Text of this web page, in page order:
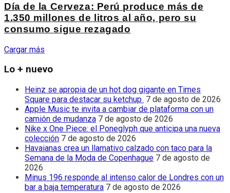
Día de la Cerveza: Perú produce más de
1.350 millones de litros al año, pero su
consumo sigue rezagado
Cargar más
Lo + nuevo
Heinz se apropia de un hot dog gigante en Times
Square para destacar su ketchup 7 de agosto de 2026
Apple Music te invita a cambiar de plataforma con un
camión de mudanza 7 de agosto de 2026
Nike x One Piece: el Poneglyph que anticipa una nueva
colección 7 de agosto de 2026
Havaianas crea un llamativo calzado con taco para la
Semana de la Moda de Copenhague 7 de agosto de
2026
Minus 196 responde al intenso calor de Londres con un
bar a baja temperatura 7 de agosto de 2026